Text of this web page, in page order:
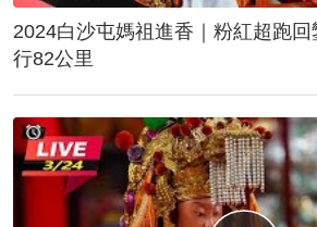
2024白沙屯媽祖進香｜粉紅超跑回鑾"急
行82公里